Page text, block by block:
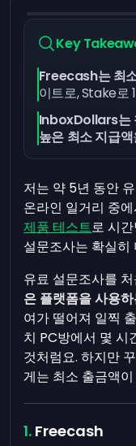
Key
Freecash는 최
이트로, Stake로
InboxDollars는
높은 최소 지급액
저는 약 5년 동안
온라인 일거리 중
제품 테스트로 시
설문조사는 확실히
유료 설문조사를
은 플랫폼을 사용
여가 떨어져 일찍
치 PC방에서 몇 시
것처럼요. 하지만
게는 최소 출금액
Freecash